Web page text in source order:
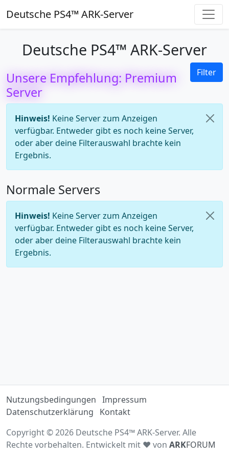
Deutsche PS4™ ARK-Server
Deutsche PS4™ ARK-Server
Filter
Unsere Empfehlung: Premium
Server
Hinweis! Keine Server zum Anzeigen
verfügbar. Entweder gibt es noch keine Server,
oder aber deine Filterauswahl brachte kein
Ergebnis.
Normale Servers
Hinweis! Keine Server zum Anzeigen
verfügbar. Entweder gibt es noch keine Server,
oder aber deine Filterauswahl brachte kein
Ergebnis.
Nutzungsbedingungen Impressum
Datenschutzerklärung
Kontakt
Copyright © 2026 Deutsche PS4™ ARK-Server. Alle
Rechte vorbehalten. Entwickelt mit ♥ von ARKFORUM